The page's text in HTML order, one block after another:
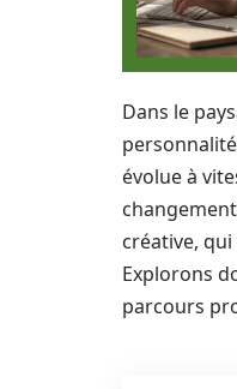
Dans le
évolue à
créative,
Explorons
parcours